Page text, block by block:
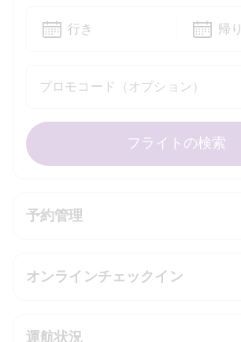
予約管理
オンラインチェックイン
運航状況
プロモコード（オプション）
行き 帰り
フライトの検索